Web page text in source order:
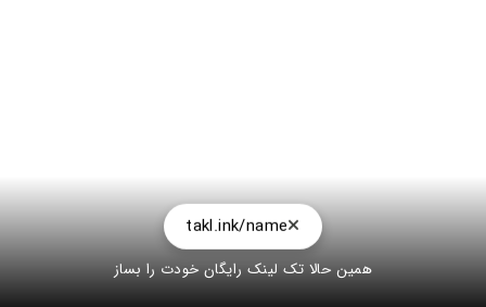
takl.ink/name
همین حالا تک لینک رایگان خودت را بساز